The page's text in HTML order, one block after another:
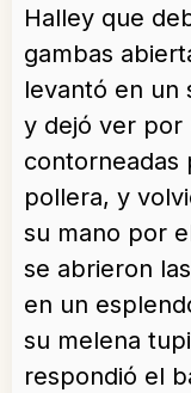
Halley que
gambas
levantó en un
y dejó ver por
contorneadas
pollera, y
su mano por
se abrieron
en un
su melena
respondió el